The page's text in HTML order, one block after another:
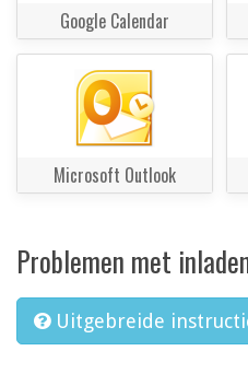
Google Calendar
Microsoft Outlook
Problemen met
Uitgebreide